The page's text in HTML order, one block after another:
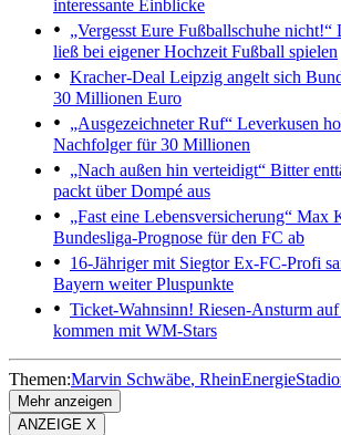
interessante Einblicke
„Vergesst Eure Fußballschuhe nicht!“
ließ bei eigener Hochzeit Fußball spielen
Kracher-Deal Leipzig angelt sich
30 Millionen Euro
„Ausgezeichneter Ruf“ Leverkusen
Nachfolger für 30 Millionen
„Nach außen hin verteidigt“ Bitter
packt über Dompé aus
„Fast eine Lebensversicherung“ Max
Bundesliga-Prognose für den FC ab
16-Jähriger mit SiegtorEx-FC-Profi
Bayern weiter Pluspunkte
Ticket-Wahnsinn! Riesen-Ansturm
kommen mit WM-Stars
Themen:Marvin Schwäbe
Mehr anzeigen
ANZEIGE X